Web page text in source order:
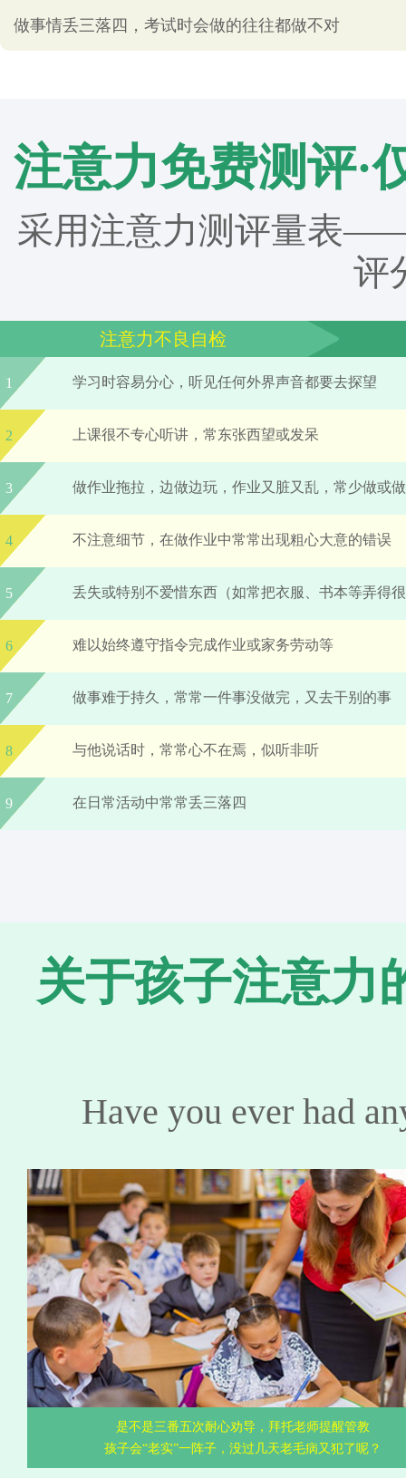
做事情丢三落四，考试时会做的往往都做不对
注意力免费测评·
采用注意力测评量表
评
注意力不良自检
1 学习时容易分心，听见任何外界声音都要去探望
2 上课很不专心听讲，常东张西望或发呆
3 做作业拖拉，边做边玩，作业又脏又乱，常少做或
4 不注意细节，在做作业中常常出现粗心大意的错误
5 丢失或特别不爱惜东西（如常把衣服、书本等弄得
6 难以始终遵守指令完成作业或家务劳动等
7 做事难于持久，常常一件事没做完，又去干别的事
8 与他说话时，常常心不在焉，似听非听
9 在日常活动中常常丢三落四
关于孩子注意力
Have you ever had
是不是三番五次耐心劝导，拜托老师提醒管教
孩子会“老实”一阵子，没过几天老毛病又犯了呢？